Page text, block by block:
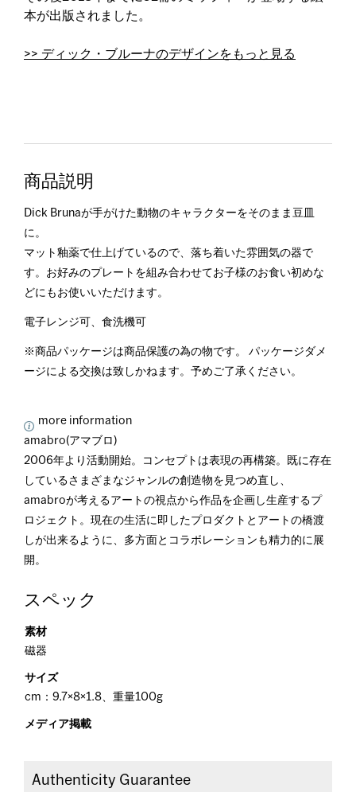
本が出版されました。
>> ディック・ブルーナのデザインをもっと見る
商品説明
Dick Brunaが手がけた動物のキャラクターをそのまま豆皿
に。
マット釉薬で仕上げているので、落ち着いた雰囲気の器で
す。お好みのプレートを組み合わせてお子様のお食い初めな
どにもお使いいただけます。
電子レンジ可、食洗機可
※商品パッケージは商品保護の為の物です。 パッケージダメ
ージによる交換は致しかねます。予めご了承ください。
more information
amabro(アマブロ)
2006年より活動開始。コンセプトは表現の再構築。既に存在
しているさまざまなジャンルの創造物を見つめ直し、
amabroが考えるアートの視点から作品を企画し生産するプ
ロジェクト。現在の生活に即したプロダクトとアートの橋渡
しが出来るように、多方面とコラボレーションも精力的に展
開。
スペック
素材
磁器
サイズ
cm：9.7×8×1.8、重量100g
メディア掲載
Authenticity Guarantee